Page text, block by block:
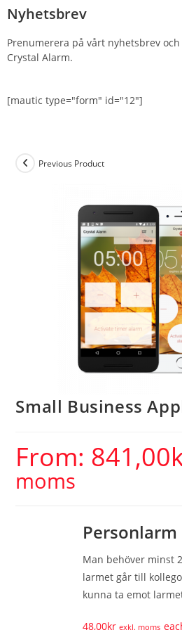
Previous Product
Small Business
From: 841,00
moms
Man behöver minst
larmet går till
kunna ta emot
48,00kr exkl. moms
Nyhetsbrev
Prenumerera på vårt nyhetsbrev
Crystal Alarm.
[mautic type="form" id="12"]